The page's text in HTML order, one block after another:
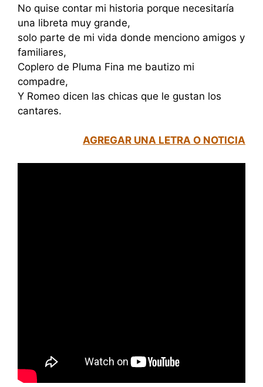
No quise contar mi historia porque necesitaría
una libreta muy grande,
solo parte de mi vida donde menciono amigos y
familiares,
Coplero de Pluma Fina me bautizo mi
compadre,
Y Romeo dicen las chicas que le gustan los
cantares.
AGREGAR UNA LETRA O NOTICIA